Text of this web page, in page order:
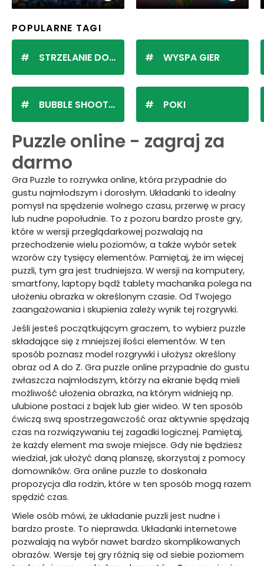
POPULARNE TAGI
STRZELANIE DO KULEK
BUBBLE SHOOTER
WYSPA GIER
POKI
Puzzle online - zagraj za
darmo
Gra Puzzle to rozrywka online, która przypadnie do
gustu najmłodszym i dorosłym. Układanki to idealny
pomysł na spędzenie wolnego czasu, przerwę w pracy
lub nudne popołudnie. To z pozoru bardzo proste gry,
które w wersji przeglądarkowej pozwalają na
przechodzenie wielu poziomów, a także wybór setek
wzorów czy tysięcy elementów. Pamiętaj, że im więcej
puzzli, tym gra jest trudniejsza. W wersji na komputery,
smartfony, laptopy bądź tablety machanika polega na
ułożeniu obrazka w określonym czasie. Od Twojego
zaangażowania i skupienia zależy wynik tej rozgrywki.
Jeśli jesteś początkującym graczem, to wybierz puzzle
składające się z mniejszej ilości elementów. W ten
sposób poznasz model rozgrywki i ułożysz określony
obraz od A do Z. Gra puzzle online przypadnie do gustu
zwłaszcza najmłodszym, którzy na ekranie będą mieli
możliwość ułożenia obrazka, na którym widnieją np.
ulubione postaci z bajek lub gier wideo. W ten sposób
ćwiczą swą spostrzegawczość oraz aktywnie spędzają
czas na rozwiązywaniu tej zagadki logicznej. Pamiętaj,
że każdy element ma swoje miejsce. Gdy nie będziesz
wiedział, jak ułożyć daną planszę, skorzystaj z pomocy
domowników. Gra online puzzle to doskonała
propozycja dla rodzin, które w ten sposób mogą razem
spędzić czas.
Wiele osób mówi, że układanie puzzli jest nudne i
bardzo proste. To nieprawda. Układanki internetowe
pozwalają na wybór nawet bardzo skomplikowanych
obrazów. Wersje tej gry różnią się od siebie poziomem